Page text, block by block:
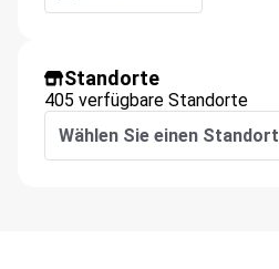
Standorte
405 verfügbare Standorte
Wählen Sie einen Standort